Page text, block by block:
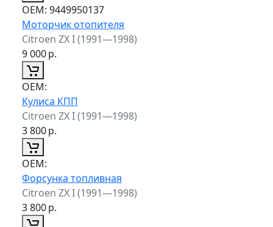
ОЕМ: 9449950137
Моторчик отопителя
Citroen ZX I (1991—1998)
9 000р.
ОЕМ:
Кулиса КПП
Citroen ZX I (1991—1998)
3 800р.
ОЕМ:
Форсунка топливная
Citroen ZX I (1991—1998)
3 800р.